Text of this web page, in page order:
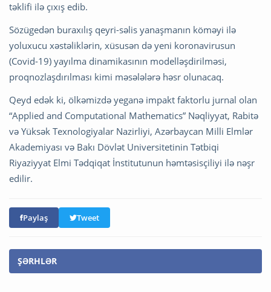
təklifi ilə çıxış edib.
Sözügedən buraxılış qeyri-səlis yanaşmanın köməyi ilə
yoluxucu xəstəliklərin, xüsusən də yeni koronavirusun
(Covid-19) yayılma dinamikasının modelləşdirilməsi,
proqnozlaşdırılması kimi məsələlərə həsr olunacaq.
Qeyd edək ki, ölkəmizdə yeganə impakt faktorlu jurnal olan
“Applied and Computational Mathematics” Nəqliyyat, Rabitə
və Yüksək Texnоlogiyalar Nazirliyi, Azərbaycan Milli Elmlər
Akademiyası və Bakı Dövlət Universitetinin Tətbiqi
Riyaziyyat Elmi Tədqiqat İnstitutunun həmtəsisçiliyi ilə nəşr
edilir.
Paylaş Tweet
ŞƏRHLƏR